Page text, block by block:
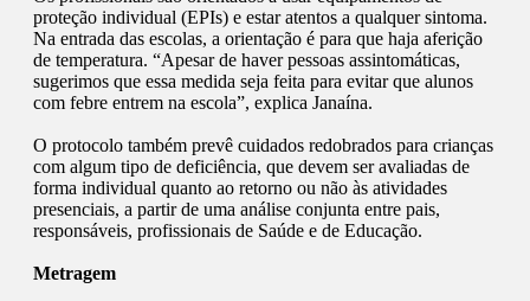
proteção individual (EPIs) e estar atentos a qualquer sintoma.
Na entrada das escolas, a orientação é para que haja aferição
de temperatura. “Apesar de haver pessoas assintomáticas,
sugerimos que essa medida seja feita para evitar que alunos
com febre entrem na escola”, explica Janaína.
O protocolo também prevê cuidados redobrados para crianças
com algum tipo de deficiência, que devem ser avaliadas de
forma individual quanto ao retorno ou não às atividades
presenciais, a partir de uma análise conjunta entre pais,
responsáveis, profissionais de Saúde e de Educação.
Metragem